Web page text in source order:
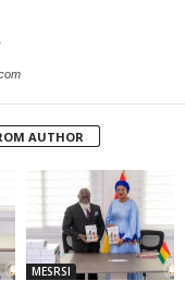
AUTHOR
MESRSI